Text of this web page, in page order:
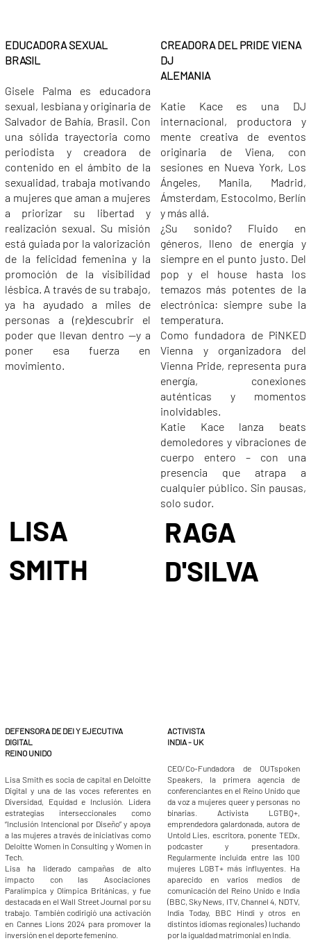
EDUCADORA SEXUAL
BRASIL
Gisele Palma es educadora
sexual, lesbiana y originaria de
Salvador de Bahía, Brasil. Con
una sólida trayectoria como
periodista y creadora de
contenido en el ámbito de la
sexualidad, trabaja motivando
a mujeres que aman a mujeres
a priorizar su libertad y
realización sexual. Su misión
está guiada por la valorización
de la felicidad femenina y la
promoción de la visibilidad
lésbica. A través de su trabajo,
ya ha ayudado a miles de
personas a (re)descubrir el
poder que llevan dentro —y a
poner esa fuerza en
movimiento.
CREADORA DEL PRIDE VIENA
DJ
ALEMANIA
Katie Kace es una DJ
internacional, productora y
mente creativa de eventos
originaria de Viena, con
sesiones en Nueva York, Los
Ángeles, Manila, Madrid,
Ámsterdam, Estocolmo, Berlín
y más allá.
¿Su sonido? Fluido en
géneros, lleno de energía y
siempre en el punto justo. Del
pop y el house hasta los
temazos más potentes de la
electrónica: siempre sube la
temperatura.
Como fundadora de PiNKED
Vienna y organizadora del
Vienna Pride, representa pura
energía, conexiones
auténticas y momentos
inolvidables.
Katie Kace lanza beats
demoledores y vibraciones de
cuerpo entero – con una
presencia que atrapa a
cualquier público. Sin pausas,
solo sudor.
LISA
SMITH
RAGA
D'SILVA
DEFENSORA DE DEI Y EJECUTIVA
DIGITAL
REINO UNIDO
Lisa Smith es socia de capital en Deloitte
Digital y una de las voces referentes en
Diversidad, Equidad e Inclusión. Lidera
estrategias interseccionales como
“Inclusión Intencional por Diseño” y apoya
a las mujeres a través de iniciativas como
Deloitte Women in Consulting y Women in
Tech.
Lisa ha liderado campañas de alto
impacto con las Asociaciones
Paralímpica y Olímpica Británicas, y fue
destacada en el Wall Street Journal por su
trabajo. También codirigió una activación
en Cannes Lions 2024 para promover la
inversión en el deporte femenino.
ACTIVISTA
INDIA - UK
CEO/Co-Fundadora de OUTspoken
Speakers, la primera agencia de
conferenciantes en el Reino Unido que
da voz a mujeres queer y personas no
binarias. Activista LGTBQ+,
emprendedora galardonada, autora de
Untold Lies, escritora, ponente TEDx,
podcaster y presentadora.
Regularmente incluida entre las 100
mujeres LGBT+ más influyentes. Ha
aparecido en varios medios de
comunicación del Reino Unido e India
(BBC, Sky News, ITV, Channel 4, NDTV,
India Today, BBC Hindi y otros en
distintos idiomas regionales) luchando
por la igualdad matrimonial en India.